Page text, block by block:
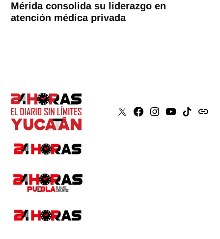
Mérida consolida su liderazgo en
atención médica privada
X Faceboook
Instagram
YoutubeTiktokissuu